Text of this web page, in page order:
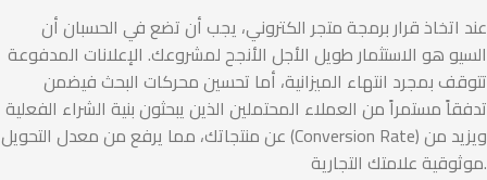
عند اتخاذ قرار برمجة متجر الكتروني، يجب أن تضع في الحسبان أن
السيو هو الاستثمار طويل الأجل الأنجح لمشروعك. الإعلانات المدفوعة
تتوقف بمجرد انتهاء الميزانية، أما تحسين محركات البحث فيضمن
تدفقاً مستمراً من العملاء المحتملين الذين يبحثون بنية الشراء الفعلية
عن منتجاتك، مما يرفع من معدل التحويل (Conversion Rate) ويزيد من
موثوقية علامتك التجارية.